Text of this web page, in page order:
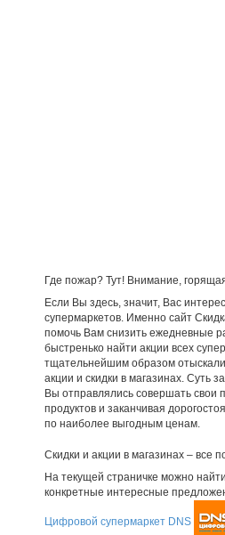
Где пожар? Тут! Внимание,
Если Вы здесь, значит, Вас
супермаркетов. Именно сайт
помочь Вам снизить ежедневные
быстренько найти акции всех
тщательнейшим образом
акции и скидки в магазинах. Суть
Вы отправлялись совершать свои
продуктов и заканчивая
по наиболее выгодным ценам.
Скидки и акции в магазинах – все
На текущей страничке можно
конкретные интересные
Цифровой супермаркет DNS